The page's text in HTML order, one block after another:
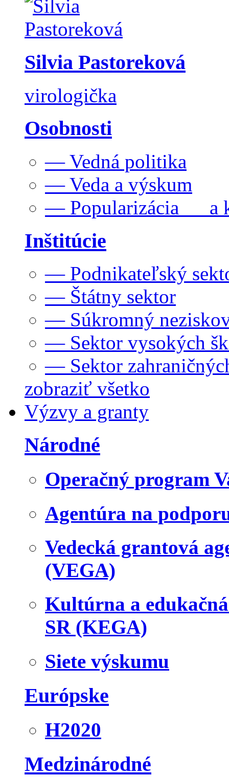
Silvia Pastoreková
virologička
Osobnosti
— Vedná politika
— Veda a výskum
— Popularizácia a
Inštitúcie
— Podnikateľský
— Štátny sektor
— Súkromný
— Sektor vysokých
— Sektor
zobraziť všetko
Výzvy a granty
Národné
Operačný program
Agentúra na
Vedecká grantová
(VEGA)
Kultúrna a
SR (KEGA)
Siete výskumu
Európske
H2020
Medzinárodné